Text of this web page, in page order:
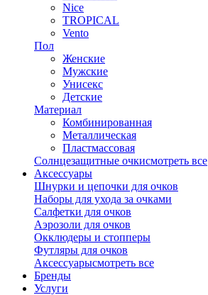
Nice
TROPICAL
Vento
Пол
Женские
Мужские
Унисекс
Детские
Материал
Комбинированная
Металлическая
Пластмассовая
Солнцезащитные очкисмотреть все
Аксессуары
Шнурки и цепочки для очков
Наборы для ухода за очками
Салфетки для очков
Аэрозоли для очков
Окклюдеры и стопперы
Футляры для очков
Аксессуарысмотреть все
Бренды
Услуги